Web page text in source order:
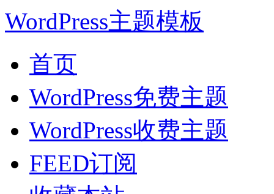
WordPress主题模板
首页
WordPress免费主题
WordPress收费主题
FEED订阅